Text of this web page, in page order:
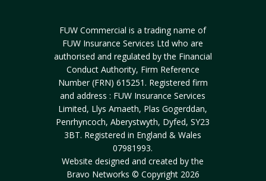
FUW Commercial is a trading name of
FUW Insurance Services Ltd who are
authorised and regulated by the Financial
Conduct Authority, Firm Reference
Number (FRN) 615251. Registered firm
and address : FUW Insurance Services
Limited, Llys Amaeth, Plas Gogerddan,
Penrhyncoch, Aberystwyth, Dyfed, SY23
3BT. Registered in England & Wales
07981993.
Website designed and created by the
Bravo Networks © Copyright 2026